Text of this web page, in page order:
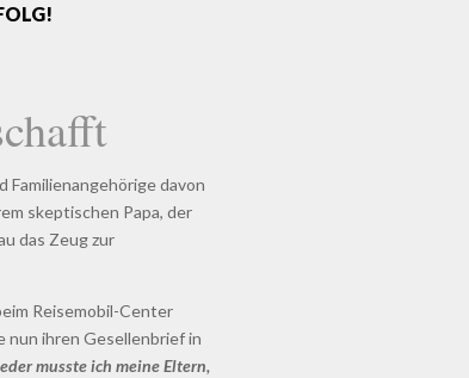
Familienangehörige davon
skeptischen Papa, der
das Zeug zur
Reisemobil-Center
nun ihren Gesellenbrief in
musste ich meine Eltern,